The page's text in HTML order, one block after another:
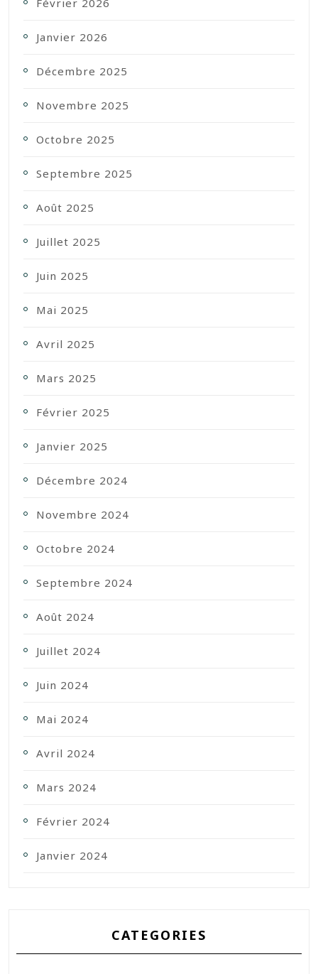
Février 2026
Janvier 2026
Décembre 2025
Novembre 2025
Octobre 2025
Septembre 2025
Août 2025
Juillet 2025
Juin 2025
Mai 2025
Avril 2025
Mars 2025
Février 2025
Janvier 2025
Décembre 2024
Novembre 2024
Octobre 2024
Septembre 2024
Août 2024
Juillet 2024
Juin 2024
Mai 2024
Avril 2024
Mars 2024
Février 2024
Janvier 2024
CATEGORIES